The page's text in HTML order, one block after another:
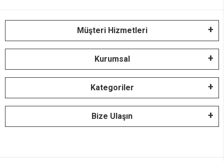
Müşteri Hizmetleri
Kurumsal
Kategoriler
Bize Ulaşın